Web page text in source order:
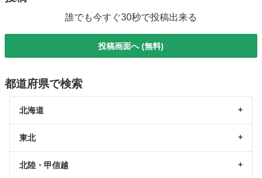
誰でも今すぐ30秒で投稿出来る
投稿画面へ (無料)
都道府県で検索
北海道
東北
北陸・甲信越